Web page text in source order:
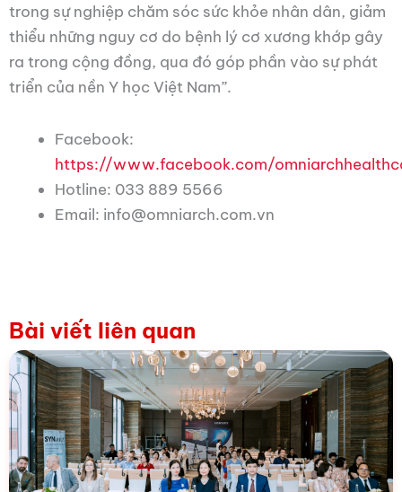
trong sự nghiệp chăm sóc sức khỏe nhân dân, giảm
thiểu những nguy cơ do bệnh lý cơ xương khớp gây
ra trong cộng đồng, qua đó góp phần vào sự phát
triển của nền Y học Việt Nam”.
Facebook:
https://www.facebook.com/
Hotline: 033 889 5566
Email: info@omniarch.com.vn
Bài viết liên quan